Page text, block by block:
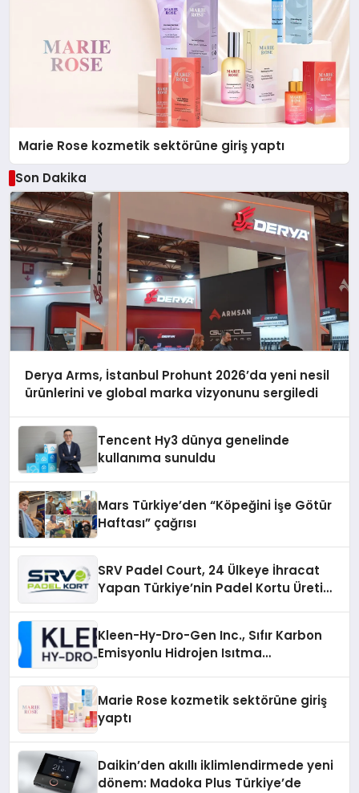
Marie Rose kozmetik sektörüne giriş yaptı
Son Dakika
Derya Arms, İstanbul Prohunt 2026’da yeni nesil
ürünlerini ve global marka vizyonunu sergiledi
Tencent Hy3 dünya genelinde
kullanıma sunuldu
Mars Türkiye’den “Köpeğini İşe Götür
Haftası” çağrısı
SRV Padel Court, 24 Ülkeye İhracat
Yapan Türkiye’nin Padel Kortu Üretim
Kleen-Hy-Dro-Gen Inc., Sıfır Karbon
Emisyonlu Hidrojen Isıtma
Marie Rose kozmetik sektörüne giriş
yaptı
Daikin’den akıllı iklimlendirmede yeni
dönem: Madoka Plus Türkiye’de